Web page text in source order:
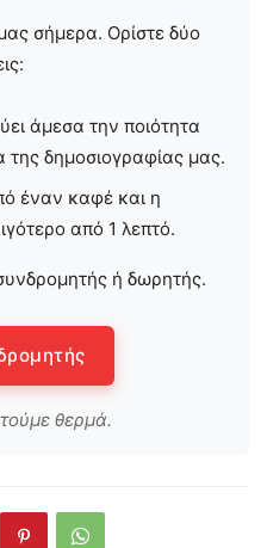
σήμερα. Ορίστε δύο
άμεσα την ποιότητα
της δημοσιογραφίας μας.
έναν καφέ και η
από 1 λεπτό.
ή δωρητής.
θερμά.